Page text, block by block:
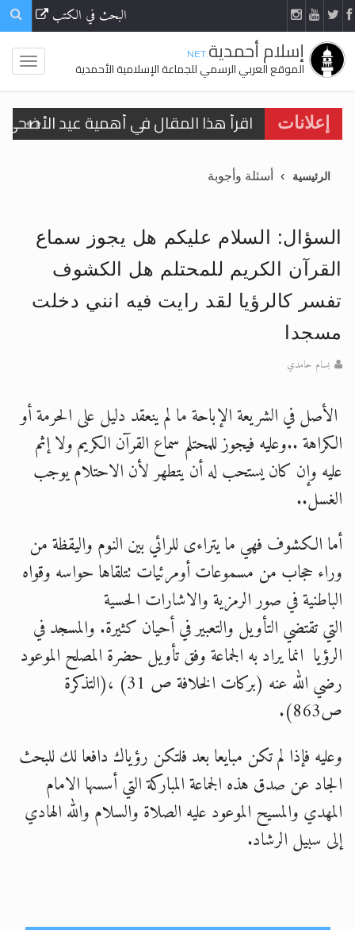
البحث في الكتب
إسلام أحمدية.NET
الموقع العربي الرسمي للجماعة الإسلامية الأحمدية
إعلانات
اقرأ هذا المقال في أهمية عيد
تعميم هامّ لأفراد الجماعة >> المزيد
تعميم هامّ لأفراد الجماعة >> المزيد
اقرأ هذا المقال في أهمية عيد
الرئيسية أسئلة وأجوبة
السؤال: السلام عليكم هل يجوز سماع
القرآن الكريم للمحتلم هل الكشوف
تفسر كالرؤيا لقد رايت فيه انني دخلت
مسجدا
بسام حامدي
الأصل في الشريعة الإباحة ما لم ينعقد دليل على الحرمة أو
الكراهة ..وعليه فيجوز للمحتلم سماع القرآن الكريم ولا إثم
عليه وإن كان يستحب له أن يتطهر لأن الاحتلام يوجب
الغسل..
أما الكشوف فهي ما يتراءى للرائي بين النوم واليقظة من
وراء حجاب من مسموعات أومرئيات تتلقاها حواسه وقواه
الباطنية في صور الرمزية والاشارات الحسية
التي تقتضي التأويل والتعبير في أحيان كثيرة. والمسجد في
الرؤيا انما يراد به الجماعة وفق تأويل حضرة المصلح الموعود
رضي الله عنه (بركات الخلافة ص 31) ،(التذكرة
ص863).
وعليه فإذا لم تكن مبايعا بعد فلتكن رؤياك دافعا لك للبحث
الجاد عن صدق هذه الجماعة المباركة التي أسسها الامام
المهدي والمسيح الموعود عليه الصلاة والسلام والله الهادي
إلى سبيل الرشاد.